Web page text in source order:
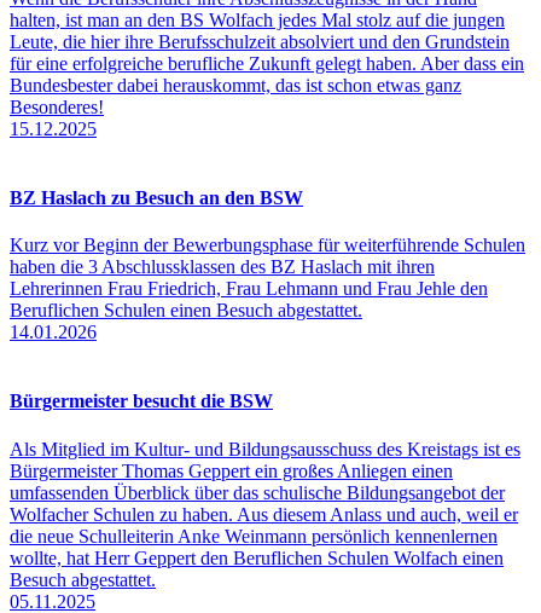
halten, ist man an den BS Wolfach jedes Mal stolz auf die jungen
Leute, die hier ihre Berufsschulzeit absolviert und den Grundstein
für eine erfolgreiche berufliche Zukunft gelegt haben. Aber dass ein
Bundesbester dabei herauskommt, das ist schon etwas ganz
Besonderes!
15.12.2025
BZ Haslach zu Besuch an den BSW
Kurz vor Beginn der Bewerbungsphase für weiterführende Schulen
haben die 3 Abschlussklassen des BZ Haslach mit ihren
Lehrerinnen Frau Friedrich, Frau Lehmann und Frau Jehle den
Beruflichen Schulen einen Besuch abgestattet.
14.01.2026
Bürgermeister besucht die BSW
Als Mitglied im Kultur- und Bildungsausschuss des Kreistags ist es
Bürgermeister Thomas Geppert ein großes Anliegen einen
umfassenden Überblick über das schulische Bildungsangebot der
Wolfacher Schulen zu haben. Aus diesem Anlass und auch, weil er
die neue Schulleiterin Anke Weinmann persönlich kennenlernen
wollte, hat Herr Geppert den Beruflichen Schulen Wolfach einen
Besuch abgestattet.
05.11.2025